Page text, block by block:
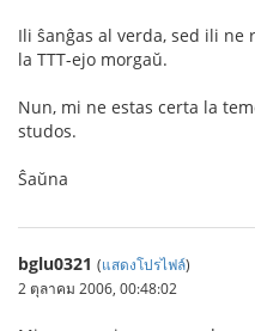
Ili ŝanĝas al verda, sed ili ne
la TTT-ejo morgaŭ.
Nun, mi ne estas certa la
studos.
Ŝaŭna
bglu0321 (แสดงโปรไฟล์)
2 ตุลาคม 2006, 00:48:02